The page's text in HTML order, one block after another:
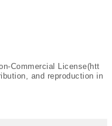
Commercial License(htt
and reproduction in